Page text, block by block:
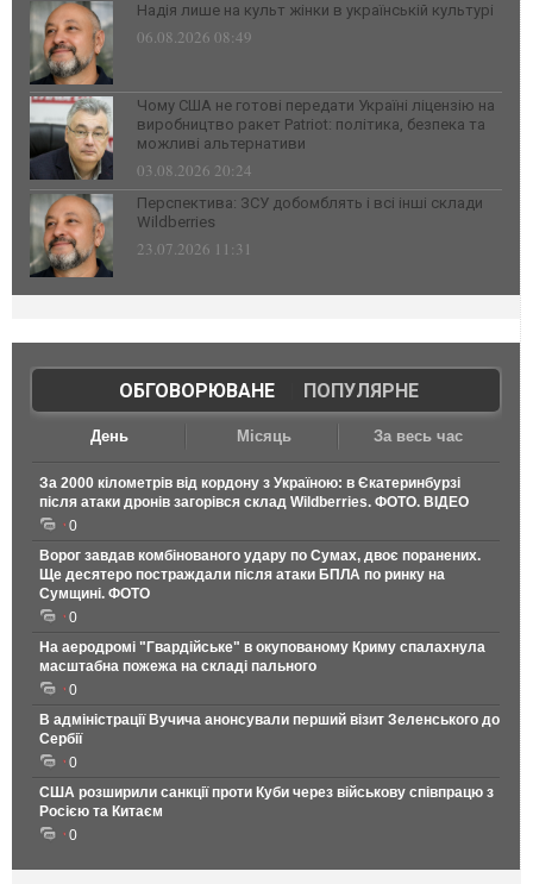
Надія лише на культ жінки в українській культурі
06.08.2026 08:49
Чому США не готові передати Україні ліцензію на
виробництво ракет Patriot: політика, безпека та
можливі альтернативи
03.08.2026 20:24
Перспектива: ЗСУ добомблять і всі інші склади
Wildberries
23.07.2026 11:31
ОБГОВОРЮВАНЕ| ПОПУЛЯРНЕ
День Місяць За весь час
За 2000 кілометрів від кордону з Україною: в Єкатеринбурзі
після атаки дронів загорівся склад Wildberries. ФОТО. ВІДЕО
0
Ворог завдав комбінованого удару по Сумах, двоє поранених.
Ще десятеро постраждали після атаки БПЛА по ринку на
Сумщині. ФОТО
0
На аеродромі "Гвардійське" в окупованому Криму спалахнула
масштабна пожежа на складі пального
0
В адміністрації Вучича анонсували перший візит Зеленського до
Сербії
0
США розширили санкції проти Куби через військову співпрацю з
Росією та Китаєм
0